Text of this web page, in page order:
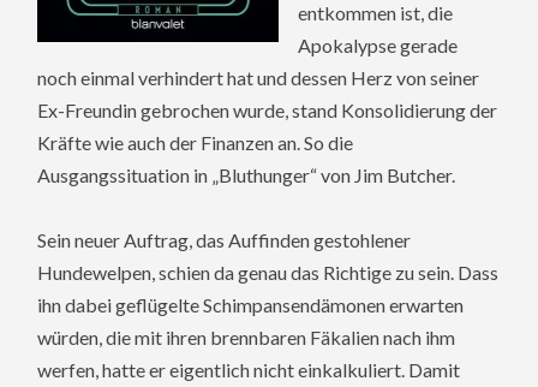
entkommen ist, die
Apokalypse gerade
noch einmal verhindert hat und dessen Herz von seiner
Ex-Freundin gebrochen wurde, stand Konsolidierung der
Kräfte wie auch der Finanzen an. So die
Ausgangssituation in „Bluthunger“ von Jim Butcher.
Sein neuer Auftrag, das Auffinden gestohlener
Hundewelpen, schien da genau das Richtige zu sein. Dass
ihn dabei geflügelte Schimpansendämonen erwarten
würden, die mit ihren brennbaren Fäkalien nach ihm
werfen, hatte er eigentlich nicht einkalkuliert. Damit